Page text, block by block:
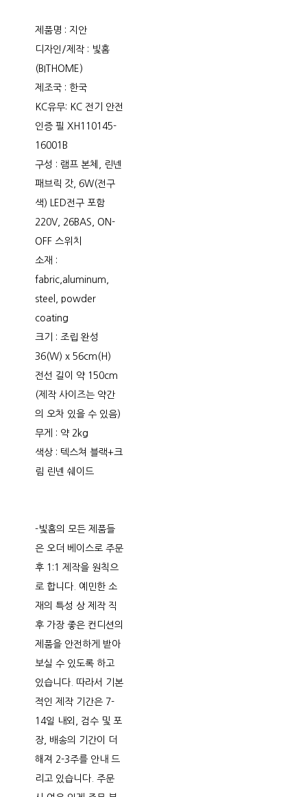
제품명 : 지안
디자인/제작 : 빛홈
(BITHOME)
제조국 : 한국
KC유무: KC 전기 안전
인증 필 XH110145-
16001B
구성 : 램프 본체, 린넨
패브릭 갓, 6W(전구
색) LED전구 포함
220V, 26BAS, ON-
OFF 스위치
소재 :
fabric,aluminum,
steel, powder
coating
크기 : 조립 완성
36(W) x 56cm(H)
전선 길이 약 150cm
(제작 사이즈는 약간
의 오차 있을 수 있음)
무게 : 약 2kg
색상 : 텍스쳐 블랙+크
림 린넨 쉐이드
-빛홈의 모든 제품들
은 오더 베이스로 주문
후 1:1 제작을 원칙으
로 합니다. 예민한 소
재의 특성 상 제작 직
후 가장 좋은 컨디션의
제품을 안전하게 받아
보실 수 있도록 하고
있습니다. 따라서 기본
적인 제작 기간은 7-
14일 내외, 검수 및 포
장, 배송의 기간이 더
해져 2-3주를 안내 드
리고 있습니다. 주문